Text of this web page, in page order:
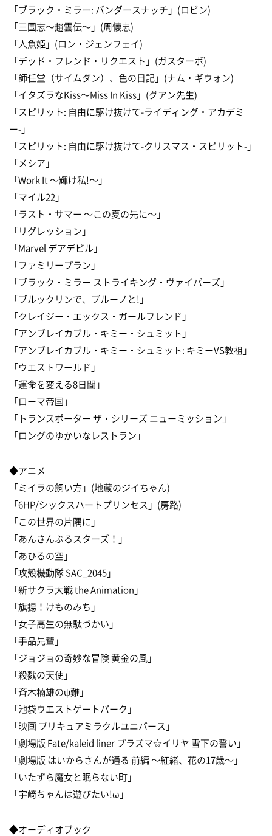
「ブラック・ミラー: バンダースナッチ」(ロビン)
「三国志〜趙雲伝〜」(周懐忠)
「人魚姫」(ロン・ジェンフェイ)
「デッド・フレンド・リクエスト」(ガスターボ)
「師任堂（サイムダン）、色の日記」(ナム・ギウォン)
「イタズラなKiss〜Miss In Kiss」(グアン先生)
「スピリット: 自由に駆け抜けて-ライディング・アカデミ
ー-」
「スピリット: 自由に駆け抜けて-クリスマス・スピリット-」
「メシア」
「Work It 〜輝け私!〜」
「マイル22」
「ラスト・サマー 〜この夏の先に〜」
「リグレッション」
「Marvel デアデビル」
「ファミリープラン」
「ブラック・ミラー ストライキング・ヴァイパーズ」
「ブルックリンで、ブルーノと!」
「クレイジー・エックス・ガールフレンド」
「アンブレイカブル・キミー・シュミット」
「アンブレイカブル・キミー・シュミット: キミーVS教祖」
「ウエストワールド」
「運命を変える8日間」
「ローマ帝国」
「トランスポーター ザ・シリーズ ニューミッション」
「ロングのゆかいなレストラン」
◆アニメ
「ミイラの飼い方」(地蔵のジイちゃん)
「6HP/シックスハートプリンセス」(房路)
「この世界の片隅に」
「あんさんぶるスターズ！」
「あひるの空」
「攻殻機動隊 SAC_2045」
「新サクラ大戦 the Animation」
「旗揚！けものみち」
「女子高生の無駄づかい」
「手品先輩」
「ジョジョの奇妙な冒険 黄金の風」
「殺戮の天使」
「斉木楠雄のψ難」
「池袋ウエストゲートパーク」
「映画 プリキュアミラクルユニバース」
「劇場版 Fate/kaleid liner プラズマ☆イリヤ 雪下の誓い」
「劇場版 はいからさんが通る 前編 〜紅緒、花の17歳〜」
「いたずら魔女と眠らない町」
「宇崎ちゃんは遊びたい!ω」
◆オーディオブック